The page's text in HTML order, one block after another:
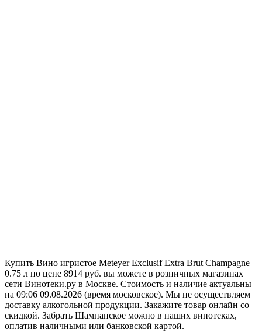
Купить Вино игристое Meteyer Exclusif Extra Brut Champagne
0.75 л по цене 8914 руб. вы можете в розничных магазинах
сети Винотеки.ру в Москве. Стоимость и наличие актуальны
на 09:06 09.08.2026 (время московское). Мы не осуществляем
доставку алкогольной продукции. Закажите товар онлайн со
скидкой. Забрать Шампанское можно в наших винотеках,
оплатив наличными или банковской картой.